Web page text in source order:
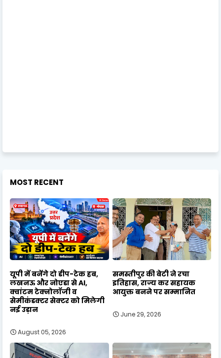
MOST RECENT
यूपी में बनेंगे दो डीप-टेक हब,
लखनऊ और नोएडा से AI,
क्वांटम टेक्नोलॉजी व
सेमीकंडक्टर सेक्टर को मिलेगी
नई उड़ान
August 05, 2026
समस्तीपुर की बेटी ने रचा
इतिहास, राज्य कर सहायक
आयुक्त बनने पर सम्मानित
June 29, 2026